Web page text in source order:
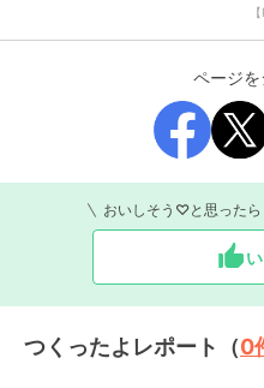
ページを
おいしそう♡と思ったら
つくったよレポート（0